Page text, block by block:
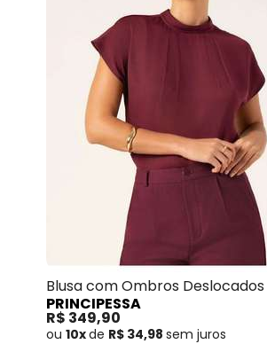
Blusa com Ombros
Crepe Vinho Analu
PRINCIPESSA
R$ 349,90
ou 10xde R$ 34,98 sem juros